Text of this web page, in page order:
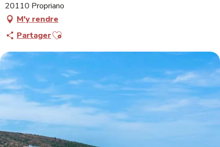
20110 Propriano
M'y rendre
PartagerAjouter aux favoris